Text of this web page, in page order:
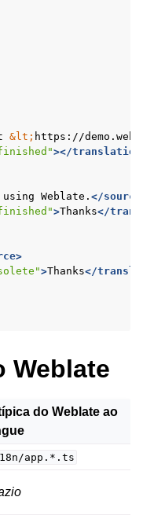
&lt; https://
></
using Weblate. </
>Thanks</
>Thanks</
Weblate
do Weblate ao
app.*.ts